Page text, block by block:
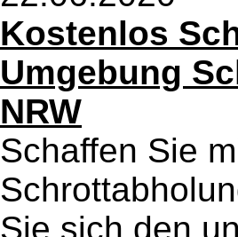
Kostenlos
Umgebung
NRW
Schaffen Sie
Sie sich den